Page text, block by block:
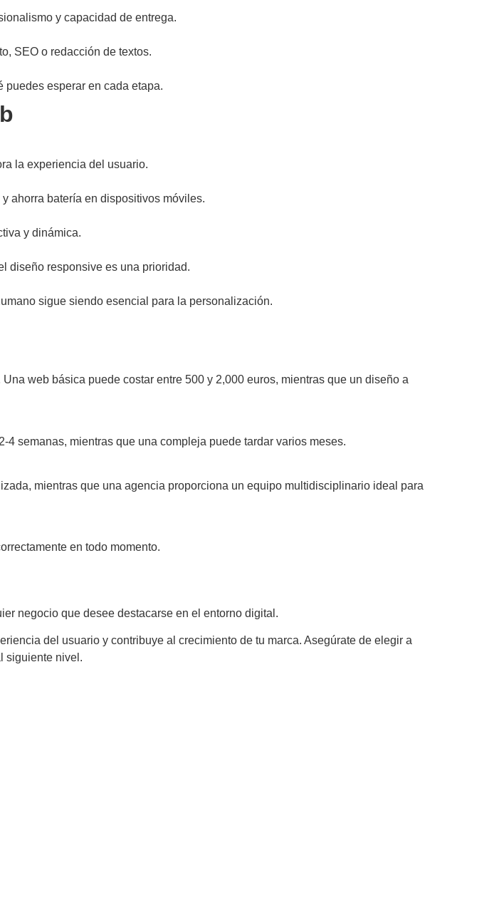
y capacidad de entrega.
SEO o redacción de textos.
puedes esperar en cada etapa.
la experiencia del usuario.
ahorra batería en dispositivos móviles.
y dinámica.
diseño responsive es una prioridad.
sigue siendo esencial para la personalización.
web básica puede costar entre 500 y 2,000 euros, mientras que un diseño a
semanas, mientras que una compleja puede tardar varios meses.
mientras que una agencia proporciona un equipo multidisciplinario ideal para
en todo momento.
negocio que desee destacarse en el entorno digital.
del usuario y contribuye al crecimiento de tu marca. Asegúrate de elegir a
siguiente nivel.